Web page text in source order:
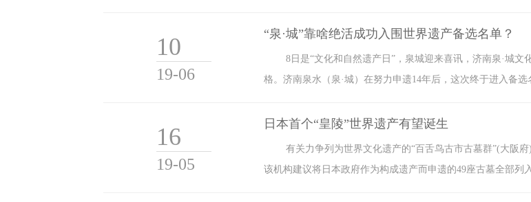
10
19-06
“泉·城”靠啥绝活成功入围世界遗产备选名单？
8日是“文化和自然遗产日”，泉城迎来喜讯，济南泉·城
格。济南泉水（泉·城）在努力申遗14年后，这次终于进入备选
16
19-05
日本首个“皇陵”世界遗产有望诞生
有关力争列为世界文化遗产的“百舌鸟古市古墓群”(大阪
该机构建议将日本政府作为构成遗产而申遗的49座古墓全部列